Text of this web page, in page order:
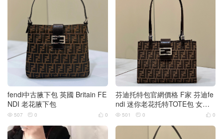
fendi中古腋下包 英國 Britain FE
NDI 老花腋下包
 0
 507  0
芬迪托特包官網價格 F家 芬迪fe
ndi 迷你老花托特TOTE包 女士
單肩也下包
 0
 501  0